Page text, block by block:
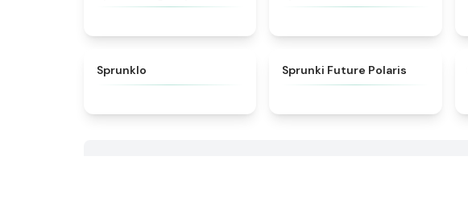
Sprunklo Sprunki Future Polaris